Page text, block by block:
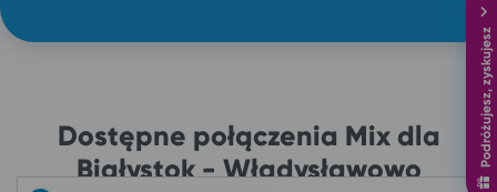
Podróżujesz, zyskujesz
Dostępne połączenia Mix dla
Białystok - Władysławowo